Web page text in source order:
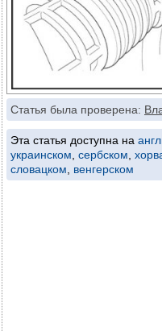
Статья была проверена:
Эта статья доступна на
украинском сербском
словацком
венгерском